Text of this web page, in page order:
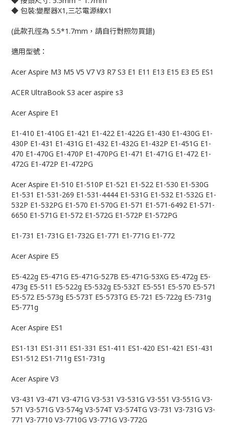
◆ 包裝:變壓器X1,三芯電源線X1
(此款孔徑為 5.5*1.7mm，請自行對照勿買錯)
適用型號：
Acer Aspire M3 M5 V5 V7 V3 R7 S3 E1 E11 E13 E15 E3 E5 ES1
ACER UltraBook S3 acer aspire s3
Acer Aspire E1
E1-410 E1-410G E1-421 E1-422 E1-422G E1-430 E1-430G E1-
430P E1-431 E1-431G E1-432 E1-432G E1-432P E1-451G E1-
470 E1-470G E1-470P E1-470PG E1-471 E1-471G E1-472 E1-
472G E1-472P E1-472PG
Acer Aspire E1-510 E1-510P E1-521 E1-522 E1-530 E1-530G
E1-531 E1-531-269 E1-531-4444 E1-531G E1-532 E1-532G E1-
532P E1-532PG E1-570 E1-570G E1-571 E1-571-6492 E1-571-
6650 E1-571G E1-572 E1-572G E1-572P E1-572PG
E1-731 E1-731G E1-732G E1-771 E1-771G E1-772
Acer Aspire E5
E5-422g E5-471G E5-471G-527B E5-471G-53XG E5-472g E5-
473g E5-511 E5-522g E5-532g E5-532T E5-551 E5-570 E5-571
E5-572 E5-573g E5-573T E5-573TG E5-721 E5-722g E5-731g
E5-771g
Acer Aspire ES1
ES1-131 ES1-311 ES1-331 ES1-411 ES1-420 ES1-421 ES1-431
ES1-512 ES1-711g ES1-731g
Acer Aspire V3
V3-431 V3-471 V3-471G V3-531 V3-531G V3-551 V3-551G V3-
571 V3-571G V3-574g V3-574T V3-574TG V3-731 V3-731G V3-
771 V3-7710 V3-7710G V3-771G V3-772G